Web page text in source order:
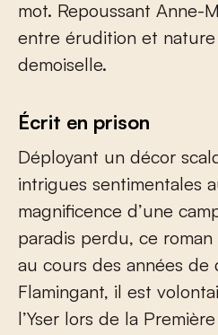
mot. Repoussant Anne-
entre érudition et
demoiselle.
Écrit en prison
Déployant un décor
intrigues sentimentales
magnificence d’une
paradis perdu, ce
au cours des années de
Flamingant, il est
l’Yser lors de la